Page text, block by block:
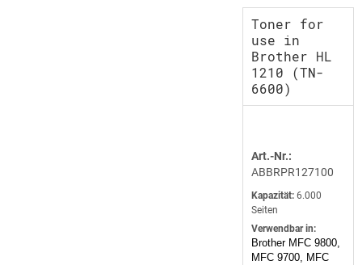
Toner for
use in
Brother HL
1210 (TN-
6600)
Art.-Nr.:
ABBRPR127100
Kapazität: 6.000
Seiten
Verwendbar in:
Brother MFC 9800,
MFC 9700, MFC